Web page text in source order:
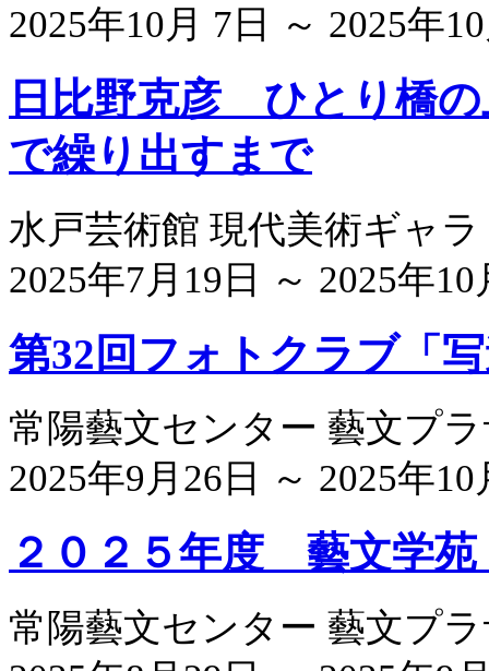
2025年10月 7日 ～ 2025年
日比野克彦 ひとり橋
で繰り出すまで
水戸芸術館 現代美術ギャ
2025年7月19日 ～ 2025年10
第32回フォトクラブ「
常陽藝文センター 藝文プ
2025年9月26日 ～ 2025年10
２０２５年度 藝文学
常陽藝文センター 藝文プ